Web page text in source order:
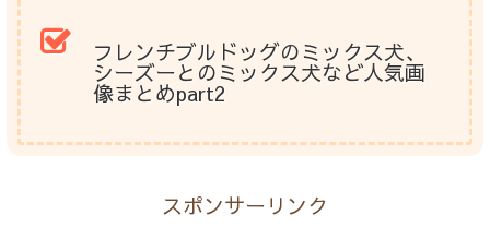
フレンチブルドッグのミックス犬、
シーズーとのミックス犬など人気画
像まとめpart2
スポンサーリンク